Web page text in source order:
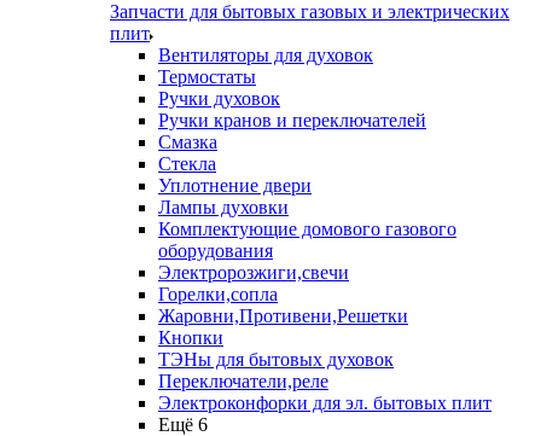
Запчасти для бытовых газовых и электрических
плит
Вентиляторы для духовок
Термостаты
Ручки духовок
Ручки кранов и переключателей
Смазка
Стекла
Уплотнение двери
Лампы духовки
Комплектующие домового газового
оборудования
Электророзжиги,свечи
Горелки,сопла
Жаровни,Противени,Решетки
Кнопки
ТЭНы для бытовых духовок
Переключатели,реле
Электроконфорки для эл. бытовых плит
Ещё 6